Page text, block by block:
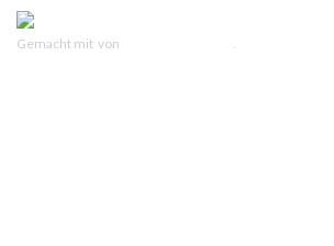
Gemacht mit von .